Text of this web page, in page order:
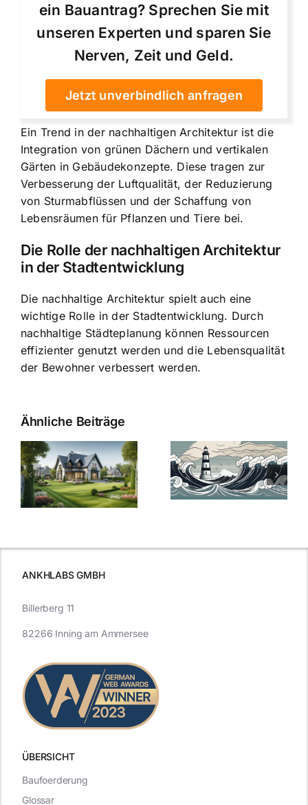
ein Bauantrag? Sprechen Sie mit
unseren Experten und sparen Sie
Nerven, Zeit und Geld.
Jetzt unverbindlich anfragen
Ein Trend in der nachhaltigen Architektur ist die
Integration von grünen Dächern und vertikalen
Gärten in Gebäudekonzepte. Diese tragen zur
Verbesserung der Luftqualität, der Reduzierung
von Sturmabflüssen und der Schaffung von
Lebensräumen für Pflanzen und Tiere bei.
Die Rolle der nachhaltigen Architektur
in der Stadtentwicklung
Die nachhaltige Architektur spielt auch eine
wichtige Rolle in der Stadtentwicklung. Durch
nachhaltige Städteplanung können Ressourcen
effizienter genutzt werden und die Lebensqualität
der Bewohner verbessert werden.
Ähnliche Beiträge
Bauzinsen im
Sturm: Die
aktuelle
Entwicklung
Die Evolution
der
Bauzinsen: Ein
Blick in die
ANKHLABS GMBH
ÜBERSICHT
Billerberg 11
82266 Inning am Ammersee
Baufoerderung
Glossar